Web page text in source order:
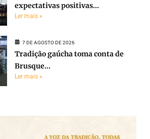
expectativas positivas...
Ler mais »
7 DE AGOSTO DE 2026
Tradição gaúcha toma conta de
Brusque...
Ler mais »